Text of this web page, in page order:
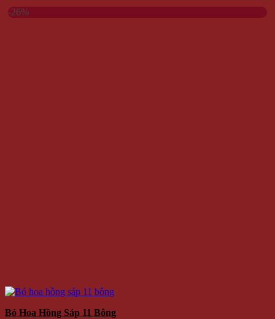
-26%
Bó Hoa Hồng Sáp 11 Bông